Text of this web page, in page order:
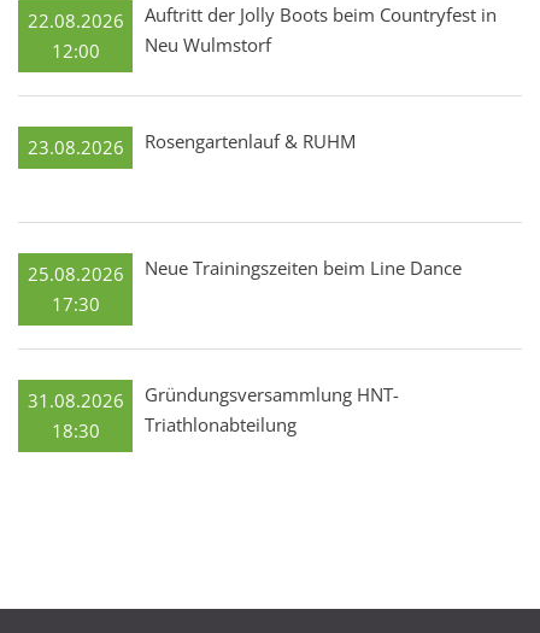
22.08.2026
12:00
Auftritt der Jolly Boots beim Countryfest in
Neu Wulmstorf
23.08.2026 Rosengartenlauf & RUHM
25.08.2026
17:30
Neue Trainingszeiten beim Line Dance
31.08.2026
18:30
Gründungsversammlung HNT-
Triathlonabteilung